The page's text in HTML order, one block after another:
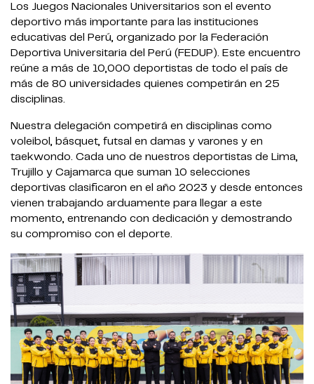
Los Juegos Nacionales Universitarios son el evento
deportivo más importante para las instituciones
educativas del Perú, organizado por la Federación
Deportiva Universitaria del Perú (FEDUP). Este encuentro
reúne a más de 10,000 deportistas de todo el país de
más de 80 universidades quienes competirán en 25
disciplinas.
Nuestra delegación competirá en disciplinas como
voleibol, básquet, futsal en damas y varones y en
taekwondo. Cada uno de nuestros deportistas de Lima,
Trujillo y Cajamarca que suman 10 selecciones
deportivas clasificaron en el año 2023 y desde entonces
vienen trabajando arduamente para llegar a este
momento, entrenando con dedicación y demostrando
su compromiso con el deporte.